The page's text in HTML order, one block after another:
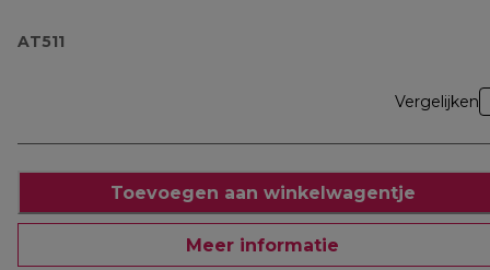
AT511
Vergelijken
Toevoegen aan winkelwagentje
Meer informatie